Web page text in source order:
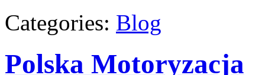
Categories: Blog
Polska Motoryzacja